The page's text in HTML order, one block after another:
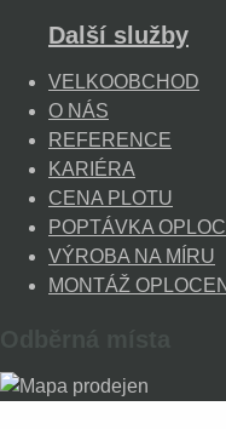
Další služby
VELKOOBCHOD
O NÁS
REFERENCE
KARIÉRA
CENA PLOTU
POPTÁVKA
VÝROBA NA MÍRU
MONTÁŽ OPLOCENÍ